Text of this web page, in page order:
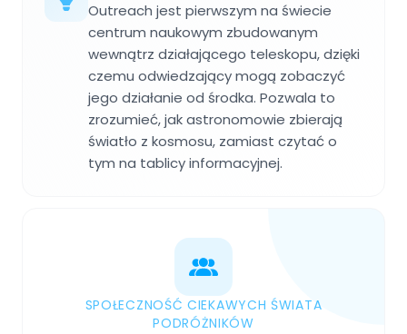
Outreach jest pierwszym na świecie
centrum naukowym zbudowanym
wewnątrz działającego teleskopu, dzięki
czemu odwiedzający mogą zobaczyć
jego działanie od środka. Pozwala to
zrozumieć, jak astronomowie zbierają
światło z kosmosu, zamiast czytać o
tym na tablicy informacyjnej.
SPOŁECZNOŚĆ CIEKAWYCH ŚWIATA
PODRÓŻNIKÓW